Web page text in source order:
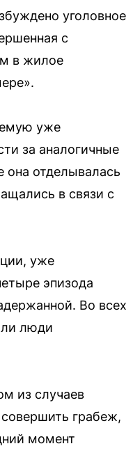
уголовное
с
в жилое
уже
за аналогичные
она отделывалась
в связи с
уже
эпизода
Во всех
люди
из случаев
грабеж,
момент